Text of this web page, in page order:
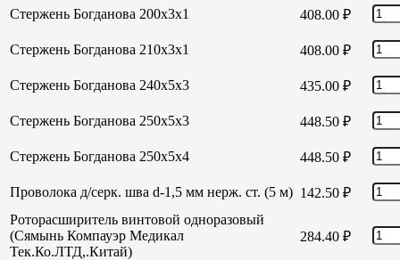
Стержень Богданова 200х3х1 408.00 ₽
Стержень Богданова 210х3х1 408.00 ₽
Стержень Богданова 240х5х3 435.00 ₽
Стержень Богданова 250х5х3 448.50 ₽
Стержень Богданова 250х5х4 448.50 ₽
Проволока д/серк. шва d-1,5 мм нерж. ст. (5 м) 142.50 ₽
Роторасширитель винтовой одноразовый
(Сямынь Компауэр Медикал
Тек.Ко.ЛТД,.Китай)
284.40 ₽